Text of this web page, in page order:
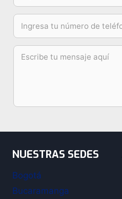
NUESTRAS SEDES
Bogotá
Bucaramanga